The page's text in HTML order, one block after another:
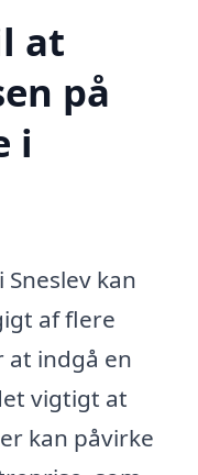
at
på
i
kan
af flere
at indgå en
vigtigt at
kan påvirke